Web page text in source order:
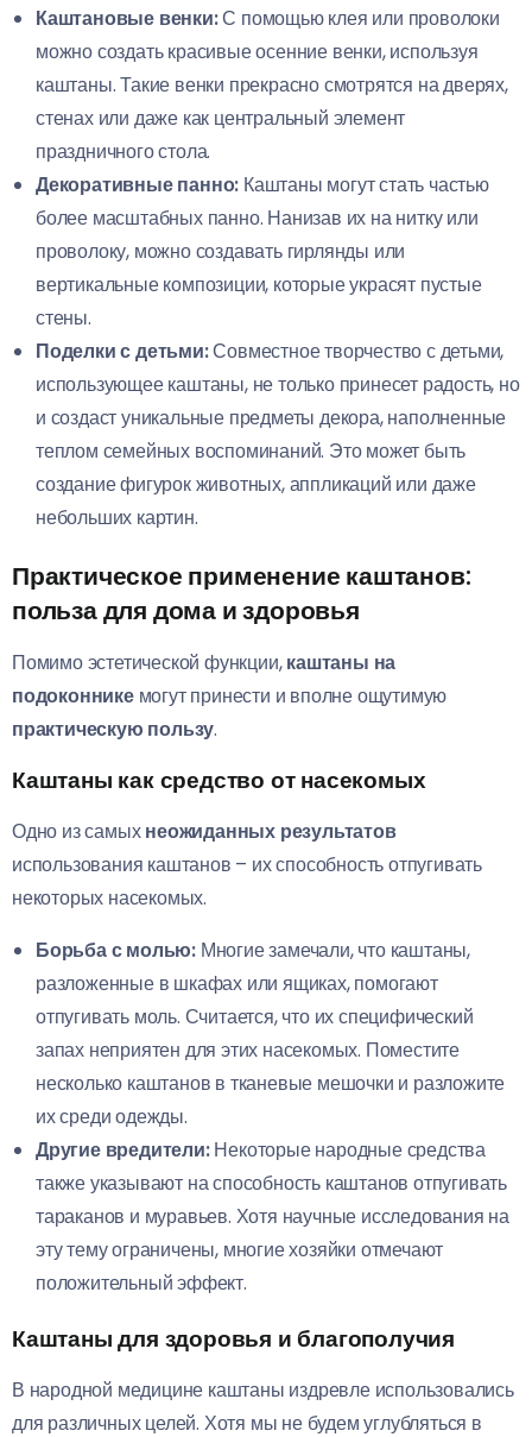
Каштановые венки:С помощью клея или проволоки
можно создать красивые осенние венки, используя
каштаны. Такие венки прекрасно смотрятся на дверях,
стенах или даже как центральный элемент
праздничного стола.
Декоративные панно: Каштаны могут стать частью
более масштабных панно. Нанизав их на нитку или
проволоку, можно создавать гирлянды или
вертикальные композиции, которые украсят пустые
стены.
Поделки с детьми:Совместное творчество с детьми,
использующее каштаны, не только принесет радость, но
и создаст уникальные предметы декора, наполненные
теплом семейных воспоминаний. Это может быть
создание фигурок животных, аппликаций или даже
небольших картин.
Практическое применение каштанов:
польза для дома и здоровья
Помимо эстетической функции,каштаны на
подоконникемогут принести и вполне ощутимую
практическую пользу.
Каштаны как средство от насекомых
Одно из самыхнеожиданных результатов
использования каштанов – их способность отпугивать
некоторых насекомых.
Борьба с молью: Многие замечали, что каштаны,
разложенные в шкафах или ящиках, помогают
отпугивать моль. Считается, что их специфический
запах неприятен для этих насекомых. Поместите
несколько каштанов в тканевые мешочки и разложите
их среди одежды.
Другие вредители:Некоторые народные средства
также указывают на способность каштанов отпугивать
тараканов и муравьев. Хотя научные исследования на
эту тему ограничены, многие хозяйки отмечают
положительный эффект.
Каштаны для здоровья и благополучия
В народной медицине каштаны издревле использовались
для различных целей. Хотя мы не будем углубляться в